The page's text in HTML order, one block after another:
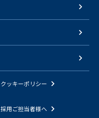
クッキーポリシー
採用ご担当者様へ